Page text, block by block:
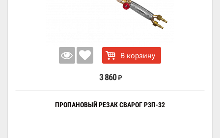
В корзину
3 860 ₽
ПРОПАНОВЫЙ РЕЗАК СВАРОГ Р3П-32